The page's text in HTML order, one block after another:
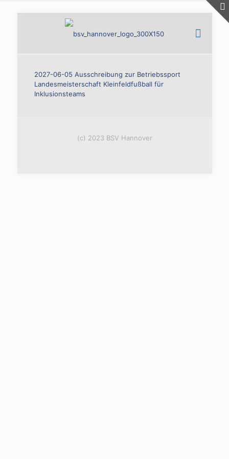
2027-06-05 Ausschreibung zur Betriebssport
Landesmeisterschaft Kleinfeldfußball für
Inklusionsteams
(c) 2023 BSV Hannover